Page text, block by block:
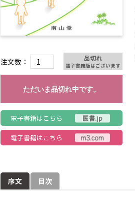
注文数： 品切れ
電子書籍版はございます
ただいま品切れ中です。
電子書籍はこちら
電子書籍はこちら
序文 目次